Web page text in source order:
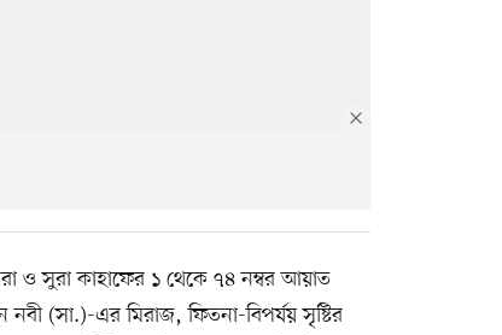
ও সুরা কাহাফের ১ থেকে ৭৪ নম্বর আয়াত
(সা.)-এর মিরাজ, ফিতনা-বিপর্যয় সৃষ্টির